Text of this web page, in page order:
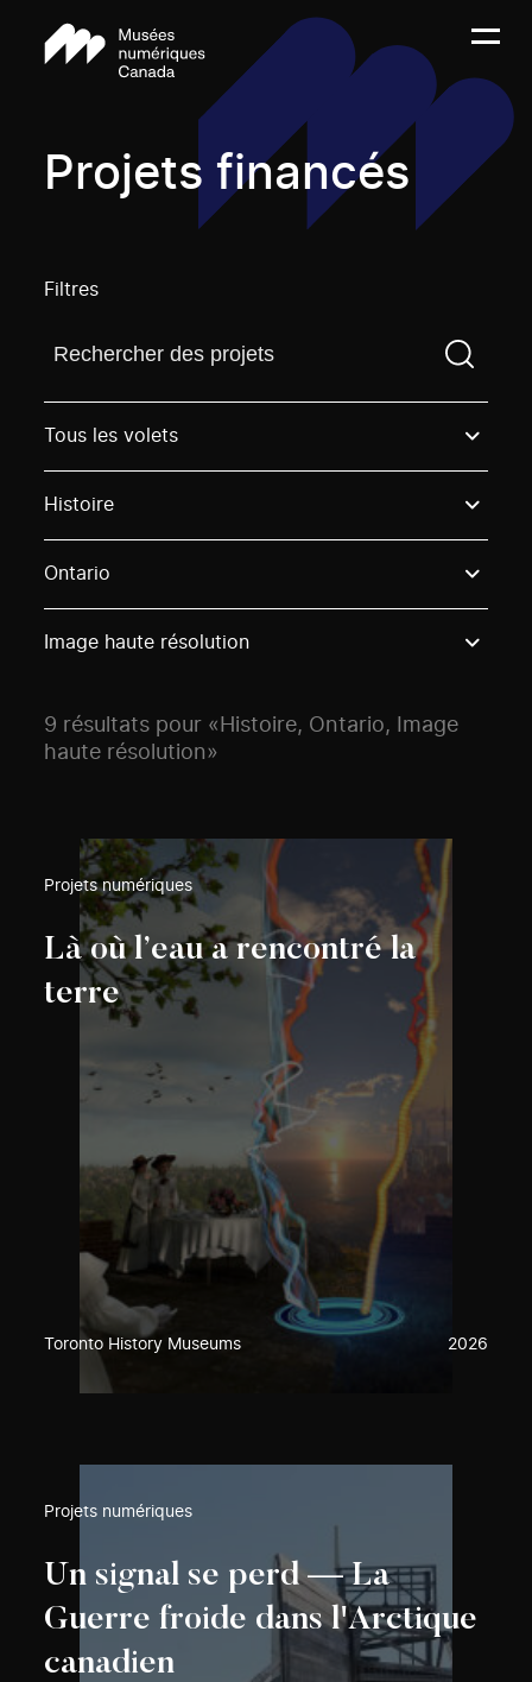
Projets financés
Filtres
Trouvez un projetVous devez saisir un terme de
Tous les volets
Histoire
Ontario
Image haute résolution
9 résultats pour «Histoire, Ontario, Image
haute résolution»
Projets numériques
Là où l’eau a rencontré la
terre
Toronto History Museums 2026
Projets numériques
Un signal se perd — La
Guerre froide dans l'Arctique
canadien